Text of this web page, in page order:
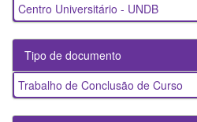
Centro Universitário - UNDB
Tipo de documento
Trabalho de Conclusão de Curso